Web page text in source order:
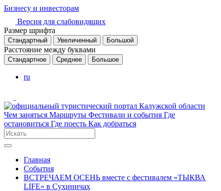
Бизнесу и инвесторам
Версия для слабовидящих
Размер шрифта
Стандартный Увеличенный Большой
Расстояние между буквами
Стандартное Среднее Большое
ru
Чем заняться Маршруты Фестивали и события Где
остановиться Где поесть Как добраться
Главная
События
ВСТРЕЧАЕМ ОСЕНЬ вместе с фестивалем «ТЫКВА
LIFE» в Сухиничах